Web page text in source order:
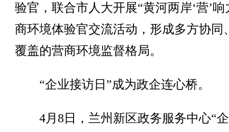
验官，联合市人大开展“黄河两岸‘营’响
商环境体验官交流活动，形成多方协同
覆盖的营商环境监督格局。
“企业接访日”成为政企连心桥。
4月8日，兰州新区政务服务中心“